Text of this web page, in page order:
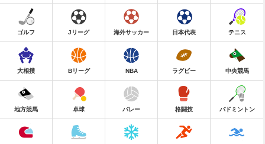
ゴルフ Jリーグ 海外サッカー 日本代表 テニス
大相撲 Bリーグ NBA ラグビー 中央競馬
地方競馬 卓球 バレー 格闘技 バドミントン